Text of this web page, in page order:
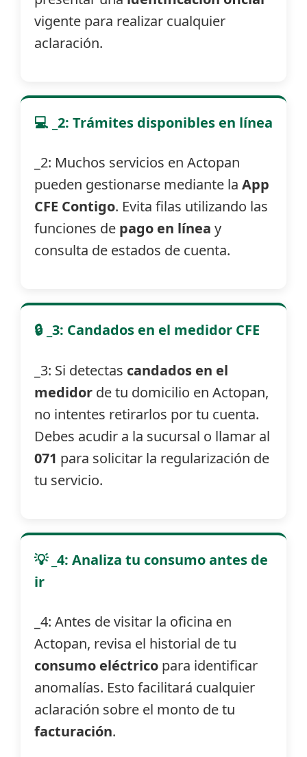
vigente para realizar cualquier
aclaración.
💻 _2: Trámites disponibles en línea
_2: Muchos servicios en Actopan
pueden gestionarse mediante la App
CFE Contigo. Evita filas utilizando las
funciones de pago en línea y
consulta de estados de cuenta.
🔒 _3: Candados en el medidor CFE
_3: Si detectas candados en el
medidor de tu domicilio en Actopan,
no intentes retirarlos por tu cuenta.
Debes acudir a la sucursal o llamar al
071 para solicitar la regularización de
tu servicio.
💡 _4: Analiza tu consumo antes de
ir
_4: Antes de visitar la oficina en
Actopan, revisa el historial de tu
consumo eléctrico para identificar
anomalías. Esto facilitará cualquier
aclaración sobre el monto de tu
facturación.